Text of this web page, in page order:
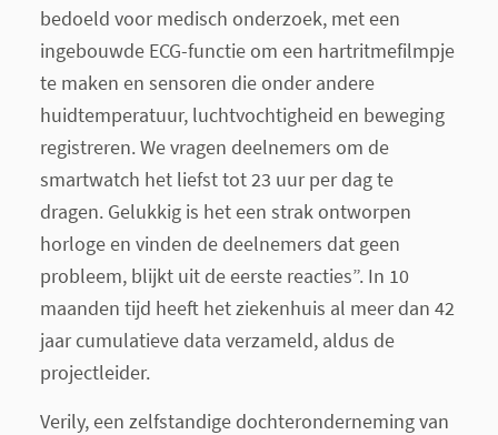
bedoeld voor medisch onderzoek, met een
ingebouwde ECG-functie om een hartritmefilmpje
te maken en sensoren die onder andere
huidtemperatuur, luchtvochtigheid en beweging
registreren. We vragen deelnemers om de
smartwatch het liefst tot 23 uur per dag te
dragen. Gelukkig is het een strak ontworpen
horloge en vinden de deelnemers dat geen
probleem, blijkt uit de eerste reacties”. In 10
maanden tijd heeft het ziekenhuis al meer dan 42
jaar cumulatieve data verzameld, aldus de
projectleider.
Verily, een zelfstandige dochteronderneming van